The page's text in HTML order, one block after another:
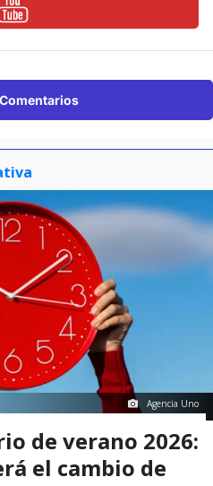
Agencia Uno
de verano 2026:
el cambio de